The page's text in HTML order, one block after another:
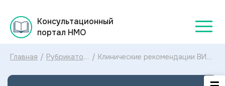
Консультационный
портал НМО
Главная / Рубрикатор
рекомендаций
/ Клинические рекомендации ВИЧ
диагностика и лечение ВИЧ